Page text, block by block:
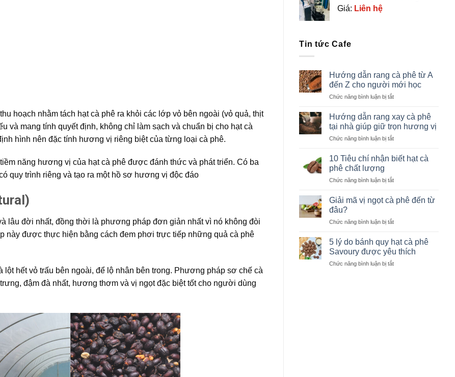
hoạch nhằm tách hạt cà phê ra khỏi các lớp vỏ bên ngoài (vỏ quả, thịt
và mang tính quyết định, không chỉ làm sạch và chuẩn bị cho hạt cà
hình nên đặc tính hương vị riêng biệt của từng loại cà phê.
năng hương vị của hạt cà phê được đánh thức và phát triển. Có ba
quy trình riêng và tạo ra một hồ sơ hương vị độc đáo
lâu đời nhất, đồng thời là phương pháp đơn giản nhất vì nó không đòi
này được thực hiện bằng cách đem phơi trực tiếp những quả cà phê
hết vỏ trấu bên ngoài, để lộ nhân bên trong. Phương pháp sơ chế cà
đậm đà nhất, hương thơm và vị ngọt đặc biệt tốt cho người dùng
Giá: Liên hệ
Tin tức Cafe
Hướng dẫn rang cà phê từ A
đến Z cho người mới học
Chức năng bình luận bị tắtở
rang
cà
phê
A
cho
mới
Hướng dẫn rang xay cà phê
tại nhà giúp giữ trọn hương vị
Chức năng bình luận bị tắtở
dẫn
cà
tại
giữ
hương
vị
10 Tiêu chí nhận biết hạt cà
phê chất lượng
Chức năng bình luận bị tắtở
Tiêu
chí
biết
cà
phê
lượng
Giải mã vị ngọt cà phê đến từ
đâu?
Chức năng bình luận bị tắtở
mã
vị
ngọt
cà
5 lý do bánh quy hạt cà phê
Savoury được yêu thích
Chức năng bình luận bị tắtở